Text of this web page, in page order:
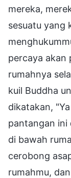
mereka,
sesuatu yang
percaya akan
rumahnya
kuil Buddha
dikatakan,
pantangan ini
di bawah
cerobong
rumahmu,